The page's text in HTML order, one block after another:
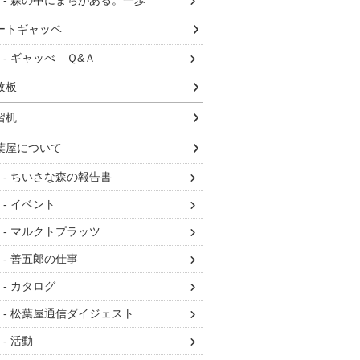
トギャッベ
ギャッべ Ｑ&Ａ
板
机
屋について
ちいさな森の報告書
イベント
マルクトプラッツ
善五郎の仕事
カタログ
松葉屋通信ダイジェスト
活動